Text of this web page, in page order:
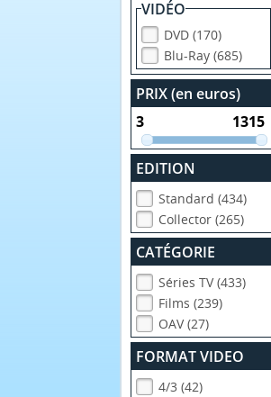
VIDÉO
DVD (170)
Blu-Ray (685)
PRIX (en euros)
EDITION
Standard (434)
Collector (265)
CATÉGORIE
Séries TV (433)
Films (239)
OAV (27)
FORMAT VIDEO
4/3 (42)